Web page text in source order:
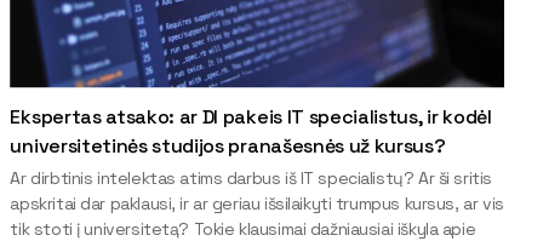
Ekspertas atsako: ar DI pakeis IT specialistus, ir kodėl
universitetinės studijos pranašesnės už kursus?
Ar dirbtinis intelektas atims darbus iš IT specialistų? Ar ši sritis
apskritai dar paklausi, ir ar geriau išsilaikyti trumpus kursus, ar vis
tik stoti į universitetą? Tokie klausimai dažniausiai iškyla apie